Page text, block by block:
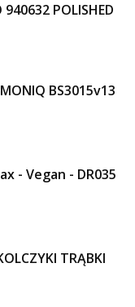
POLISHED
BS3015v13
- Vegan - DR035
TRĄBKI